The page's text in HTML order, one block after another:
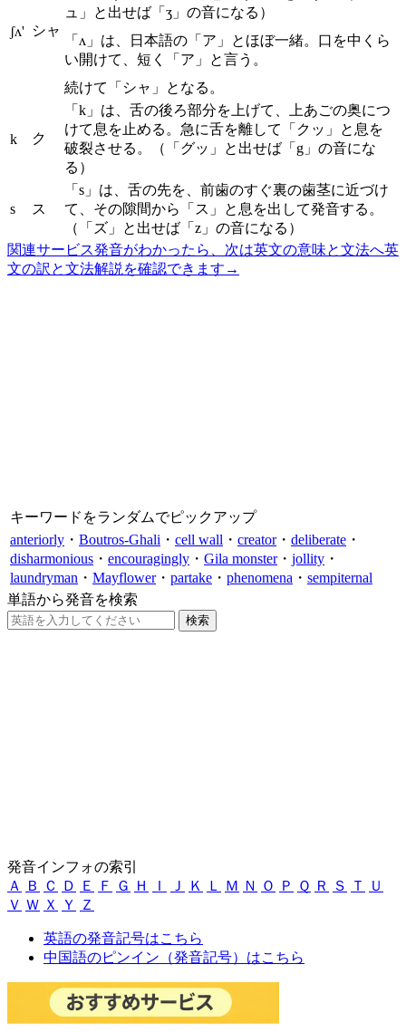
ʃʌ' シャ
ュ」と出せば「ʒ」の音になる）
「ʌ」は、日本語の「ア」とほぼ一緒。口を中くら
い開けて、短く「ア」と言う。
続けて「シャ」となる。
k ク
「k」は、舌の後ろ部分を上げて、上あごの奥につ
けて息を止める。急に舌を離して「クッ」と息を
破裂させる。（「グッ」と出せば「g」の音にな
る）
s ス
「s」は、舌の先を、前歯のすぐ裏の歯茎に近づけ
て、その隙間から「ス」と息を出して発音する。
（「ズ」と出せば「z」の音になる）
関連サービス発音がわかったら、次は英文の意味と文法へ英
文の訳と文法解説を確認できます →
キーワードをランダムでピックアップ
anteriorly ・ Boutros-Ghali ・ cell wall ・ creator・ deliberate ・
disharmonious ・ encouragingly ・ Gila monster・ jollity ・
laundryman ・ Mayflower・ partake ・ phenomena ・ sempiternal
単語から発音を検索
発音インフォの索引
Ａ
Ｂ Ｃ Ｄ Ｅ Ｆ Ｇ Ｈ Ｉ Ｊ Ｋ Ｌ Ｍ Ｎ Ｏ Ｐ Ｑ Ｒ Ｓ Ｔ
Ｕ
Ｖ Ｗ Ｘ Ｙ Ｚ
英語の発音記号はこちら
中国語のピンイン（発音記号）はこちら